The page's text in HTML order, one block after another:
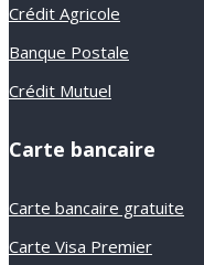
Crédit Agricole
Banque Postale
Crédit Mutuel
Carte bancaire
Carte bancaire gratuite
Carte Visa Premier